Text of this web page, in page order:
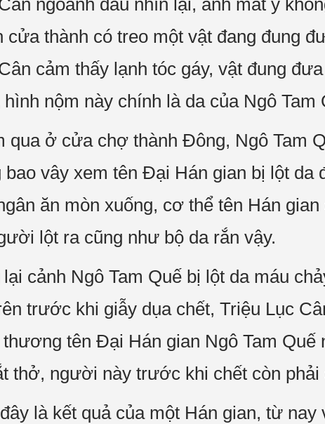
ngoảnh đầu nhìn lại, ánh mắt y
cửa thành có treo một vật đang đung
cảm thấy lạnh tóc gáy, vật đung
nộm này chính là da của Ngô Tam
qua ở cửa chợ thành Đông, Ngô Tam
bao vây xem tên Đại Hán gian bị lột da
ăn mòn xuống, cơ thể tên Hán
lột ra cũng như bộ da rắn vậy.
cảnh Ngô Tam Quế bị lột da máu
trước khi giẫy dụa chết, Triệu Lục
tên Đại Hán gian Ngô Tam Quế
thở, người này trước khi chết còn phải
là kết quả của một Hán gian, từ